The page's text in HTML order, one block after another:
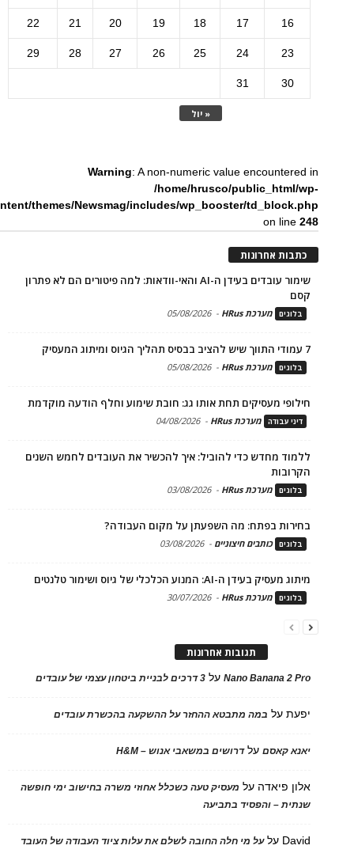
« יול
16
17
18
19
20
21
22
23
24
25
26
27
28
29
30
31
Warning: A non-numeric value encountered in
/home/hrusco/public_html/wp-
themes/Newsmag/includes/wp_booster/td_block.php
on line248
כתבות אחרונות
שימור עובדים בעידן ה-AI והאי-וודאות: למה פיטורים הם לא פתרון
קסם
בלוגים מערכת HRus -
05/08/2026
7 עמודי התווך שיש להציב בבסיס תהליך הגיוס ומיתוג המעסיק
בלוגים מערכת HRus -
05/08/2026
חילופי מעסיקים תחת אותו גג: חובת שימוע וחלף הודעה מוקדמת
דיני עבודה מערכת HRus -
04/08/2026
ללמוד מחדש כדי להוביל: איך להכשיר את העובדים לחמש השנים
הקרובות
בלוגים מערכת HRus -
03/08/2026
בחירות בפתח: מה השפעתן על מקום העבודה?
בלוגים כותבים חיצוניים -
03/08/2026
מיתוג מעסיק בעידן ה-AI: המנוע הכלכלי של גיוס ושימור טלנטים
בלוגים מערכת HRus -
30/07/2026
תגובות אחרונות
Nano Banana 2 Proעל 3 דרכים לבניית ביטחון עצמי של עובדים
יפעתעל במה מתבטא ההחזר על ההשקעה בהכשרת עובדים
יאנא קאסםעלדרושים במשאבי אנוש – H&M
אלון פיאדה על מעסיק טעה כשכלל אחוזי משרה בחישוב ימי חופשה
שנתית – והפסיד בתביעה
David עלעל מי חלה החובה לשלם את עלות ציוד העבודה של העובד